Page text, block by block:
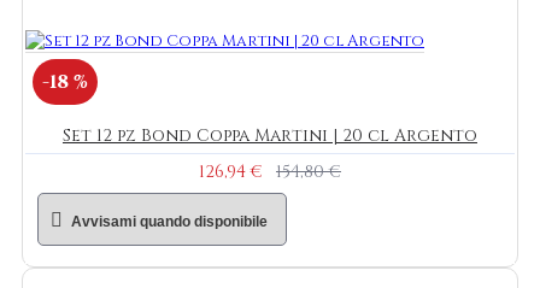
-18 %
Set 12 pz Bond Coppa Martini | 20 cl Argento
126,94 €
154,80 €
Avvisami quando disponibile